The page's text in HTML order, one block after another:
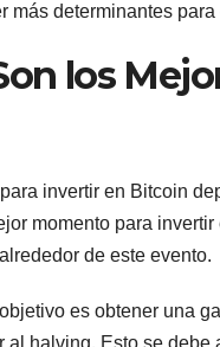
más determinantes
los
invertir en Bitcoin
momento para
de este evento.
es obtener una
al halving. Esto se